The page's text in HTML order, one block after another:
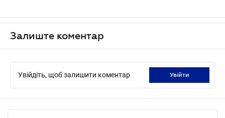
Залиште коментар
Увійдіть, щоб залишити коментар увійти